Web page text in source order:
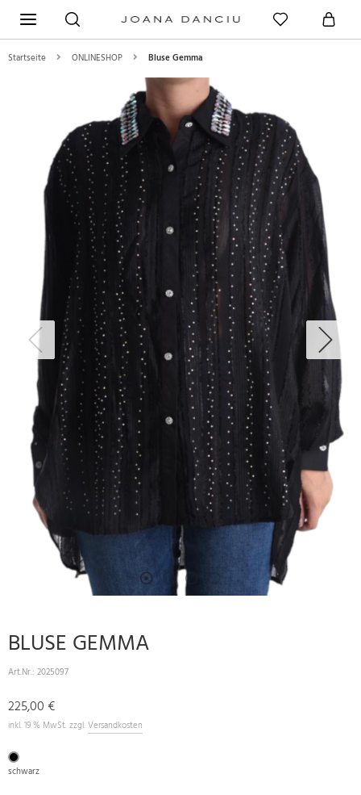
Startseite ONLINESHOP Bluse Gemma
Previous Next
BLUSE GEMMA
Art.Nr.: 2025097
225,00 €
inkl. 19 % MwSt. zzgl. Versandkosten
schwarz